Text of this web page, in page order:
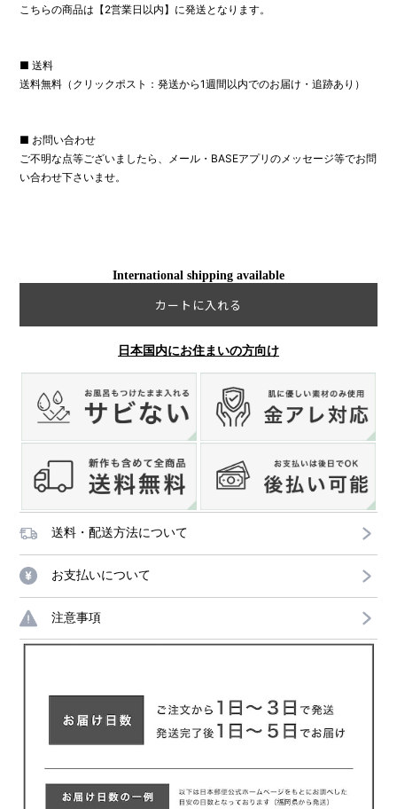
こちらの商品は【2営業日以内】に発送となります。
■ 送料
送料無料（クリックポスト：発送から1週間以内でのお届け・追跡あり）
■ お問い合わせ
ご不明な点等ございましたら、メール・BASEアプリのメッセージ等でお問
い合わせ下さいませ。
International shipping available
カートに入れる
日本国内にお住まいの方向け
送料・配送方法について
お支払いについて
注意事項